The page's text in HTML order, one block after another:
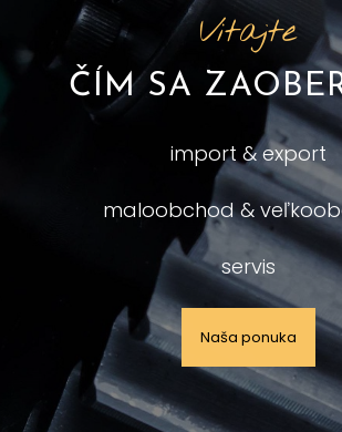
Vitajte
ČÍM SA
import & export
maloobchod &
servis
Naša ponuka
Vitajte
NAŠE
kovoobrábacie
strojárske výrobky
náhradné diely
Naša ponuka